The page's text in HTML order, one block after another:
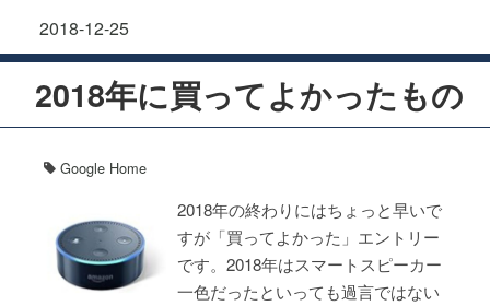
2018-12-25
2018年に買ってよかったもの
Google Home
2018年の終わりにはちょっと早いで
すが「買ってよかった」エントリー
です。2018年はスマートスピーカー
一色だったといっても過言ではない